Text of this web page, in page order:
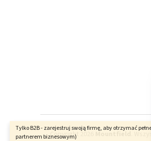
Tylko B2B - zarejestruj swoją firmę, aby otrzymać
partnerem biznesowym)
Copyright 2026 .